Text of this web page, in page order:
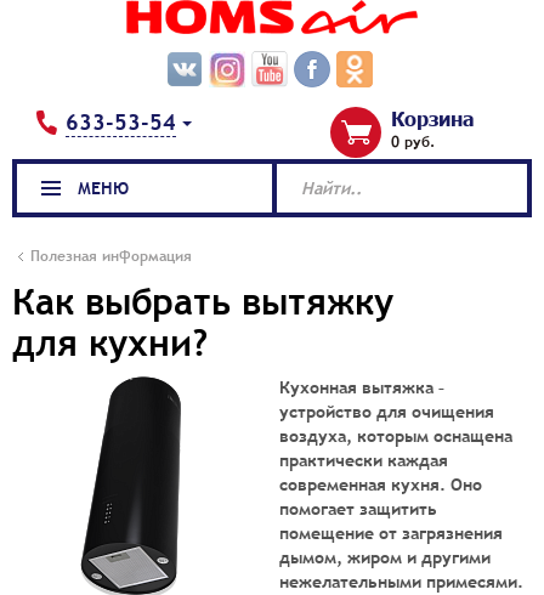
633-53-54 Корзина
0 руб.
Полезная информация
Как выбрать вытяжку
для кухни?
Кухонная вытяжка –
устройство для очищения
воздуха, которым оснащена
практически каждая
современная кухня. Оно
помогает защитить
помещение от загрязнения
дымом, жиром и другими
нежелательными примесями.
МЕНЮ Найти..